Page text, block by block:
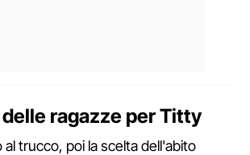
ragazze per Titty
al trucco, poi la scelta dell'abito